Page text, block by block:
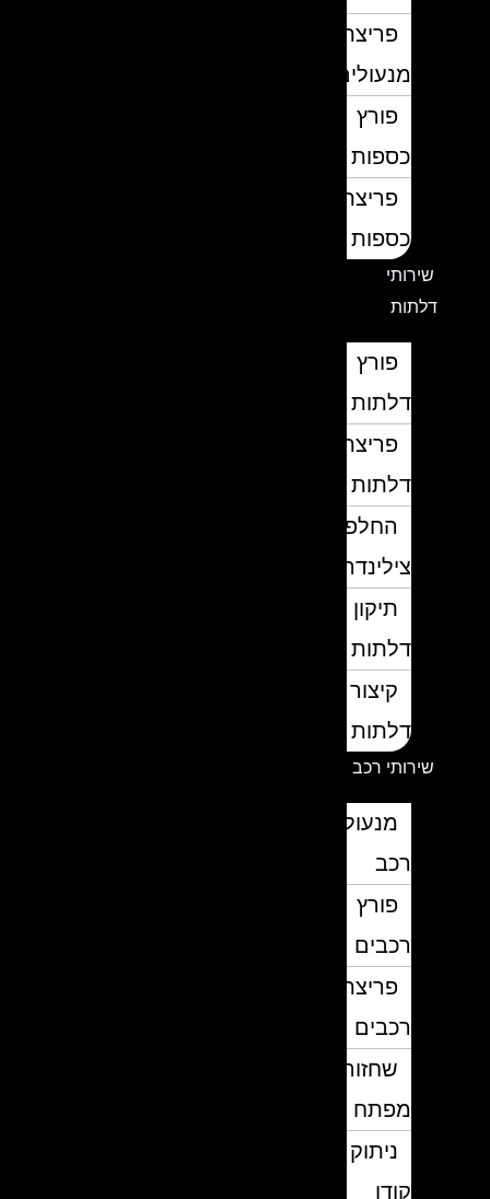
פריצת
מנעולים
פורץ
כספות
פריצת
כספות
שירותי
דלתות
פורץ
דלתות
פריצת
דלתות
החלפת
צילינדרים
תיקון
דלתות
קיצור
דלתות
שירותי רכב
מנעולן
פורץ
רכבים
פריצת
רכבים
שחזור
מפתח
ניתוק